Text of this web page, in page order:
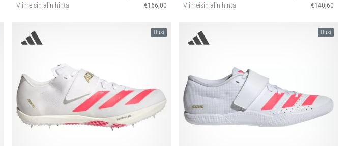
Viimeisin alin hinta €166,00
36⅔ 37⅓ 38⅔ 39⅓ 40 40⅔ 41⅓ 42 42⅔ 43⅓ 44
Viimeisin alin hinta €140,60
40 41⅓ 42 42⅔ 43⅓ 44 44⅔ 45⅓ 46⅔
Uusi Uusi